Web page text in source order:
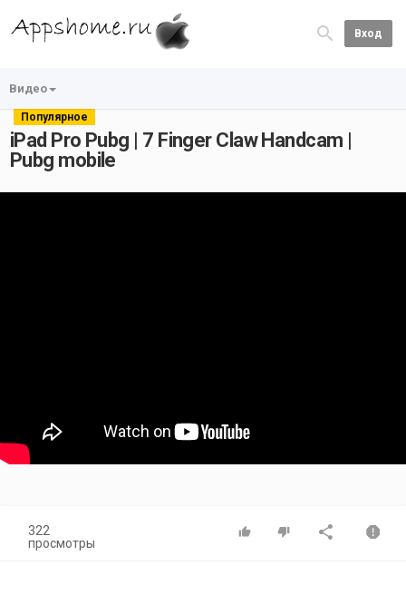
Вход
Видео
Популярное
iPad Pro Pubg | 7 Finger Claw Handcam |
Pubg mobile
322
просмотры